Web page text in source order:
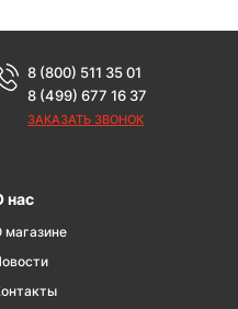
8 (800) 511 35 01
8 (499) 677 16 37
ЗАКАЗАТЬ ЗВОНОК
нас
магазине